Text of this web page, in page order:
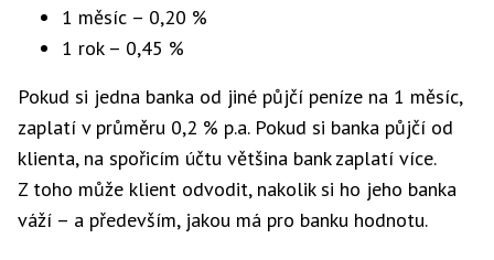
1 měsíc – 0,20 %
1 rok – 0,45 %
Pokud si jedna banka od jiné půjčí peníze na 1 měsíc,
zaplatí v průměru 0,2 % p.a. Pokud si banka půjčí od
klienta, na spořicím účtu většina bank zaplatí více.
Z toho může klient odvodit, nakolik si ho jeho banka
váží – a především, jakou má pro banku hodnotu.